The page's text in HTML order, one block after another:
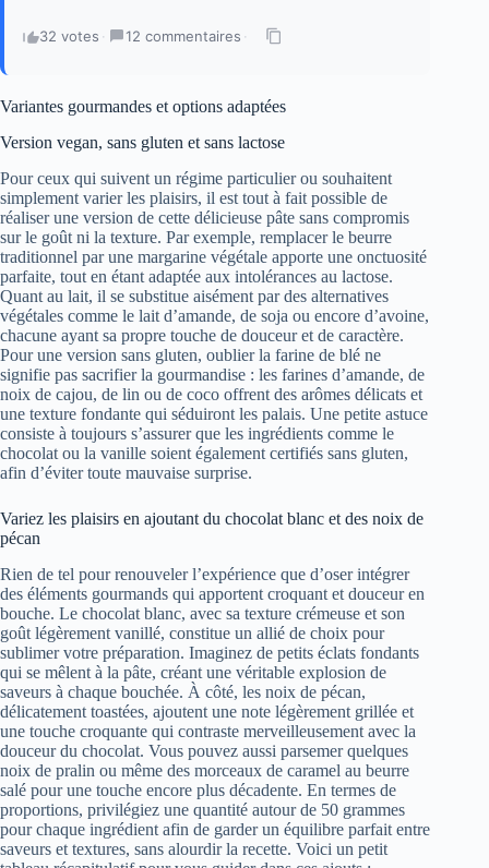
32 votes · 12 commentaires ·
Variantes gourmandes et options adaptées
Version vegan, sans gluten et sans lactose
Pour ceux qui suivent un régime particulier ou souhaitent
simplement varier les plaisirs, il est tout à fait possible de
réaliser une version de cette délicieuse pâte sans compromis
sur le goût ni la texture. Par exemple, remplacer le beurre
traditionnel par une margarine végétale apporte une onctuosité
parfaite, tout en étant adaptée aux intolérances au lactose.
Quant au lait, il se substitue aisément par des alternatives
végétales comme le lait d’amande, de soja ou encore d’avoine,
chacune ayant sa propre touche de douceur et de caractère.
Pour une version sans gluten, oublier la farine de blé ne
signifie pas sacrifier la gourmandise : les farines d’amande, de
noix de cajou, de lin ou de coco offrent des arômes délicats et
une texture fondante qui séduiront les palais. Une petite astuce
consiste à toujours s’assurer que les ingrédients comme le
chocolat ou la vanille soient également certifiés sans gluten,
afin d’éviter toute mauvaise surprise.
Variez les plaisirs en ajoutant du chocolat blanc et des noix de
pécan
Rien de tel pour renouveler l’expérience que d’oser intégrer
des éléments gourmands qui apportent croquant et douceur en
bouche. Le chocolat blanc, avec sa texture crémeuse et son
goût légèrement vanillé, constitue un allié de choix pour
sublimer votre préparation. Imaginez de petits éclats fondants
qui se mêlent à la pâte, créant une véritable explosion de
saveurs à chaque bouchée. À côté, les noix de pécan,
délicatement toastées, ajoutent une note légèrement grillée et
une touche croquante qui contraste merveilleusement avec la
douceur du chocolat. Vous pouvez aussi parsemer quelques
noix de pralin ou même des morceaux de caramel au beurre
salé pour une touche encore plus décadente. En termes de
proportions, privilégiez une quantité autour de 50 grammes
pour chaque ingrédient afin de garder un équilibre parfait entre
saveurs et textures, sans alourdir la recette. Voici un petit